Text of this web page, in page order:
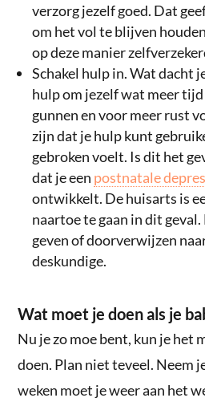
verzorg jezelf goed. Dat
om het vol te blijven
op deze manier
Schakel hulp in. Wat dacht
hulp om jezelf wat meer
gunnen en voor meer rust
zijn dat je hulp kunt
gebroken voelt. Is dit het
dat je een postnatale
ontwikkelt. De huisarts is
naartoe te gaan in dit
geven of doorverwijzen
deskundige.
Wat moet je doen als je
Nu je zo moe bent, kun je het
doen. Plan niet teveel. Neem
weken moet je weer aan het